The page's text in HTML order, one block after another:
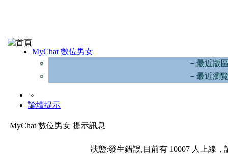
MyChat 數位男女
－最近版
－最近瀏
»
論壇提示
MyChat 數位男女 提示訊息
狀態:發生錯誤,目前有 10007 人上線